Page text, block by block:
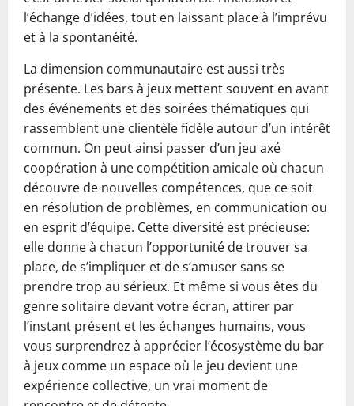
l’échange d’idées, tout en laissant place à l’imprévu
et à la spontanéité.
La dimension communautaire est aussi très
présente. Les bars à jeux mettent souvent en avant
des événements et des soirées thématiques qui
rassemblent une clientèle fidèle autour d’un intérêt
commun. On peut ainsi passer d’un jeu axé
coopération à une compétition amicale où chacun
découvre de nouvelles compétences, que ce soit
en résolution de problèmes, en communication ou
en esprit d’équipe. Cette diversité est précieuse:
elle donne à chacun l’opportunité de trouver sa
place, de s’impliquer et de s’amuser sans se
prendre trop au sérieux. Et même si vous êtes du
genre solitaire devant votre écran, attirer par
l’instant présent et les échanges humains, vous
vous surprendrez à apprécier l’écosystème du bar
à jeux comme un espace où le jeu devient une
expérience collective, un vrai moment de